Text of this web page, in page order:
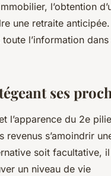
l’obtention
une retraite
l’information
ses
l’apparence du 2e
s’amoindrir
soit facultative, il
un niveau de vie